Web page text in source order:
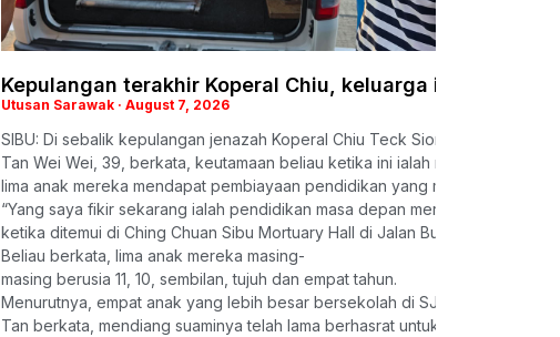
Kepulangan terakhir Koperal Chiu, keluarga iringi
Utusan Sarawak August 7, 2026
SIBU: Di sebalik kepulangan jenazah Koperal Chiu Teck Siong ke
Tan Wei Wei, 39, berkata, keutamaan beliau ketika ini ialah memastikan
lima anak mereka mendapat pembiayaan pendidikan yang mencukupi
“Yang saya fikir sekarang ialah pendidikan masa depan mereka. Mereka
ketika ditemui di Ching Chuan Sibu Mortuary Hall di Jalan Bukit Lima di sini,
Beliau berkata, lima anak mereka masing-
masing berusia 11, 10, sembilan, tujuh dan empat tahun.
Menurutnya, empat anak yang lebih besar bersekolah di SJK(C) Tung
Tan berkata, mendiang suaminya telah lama berhasrat untuk dipindahkan